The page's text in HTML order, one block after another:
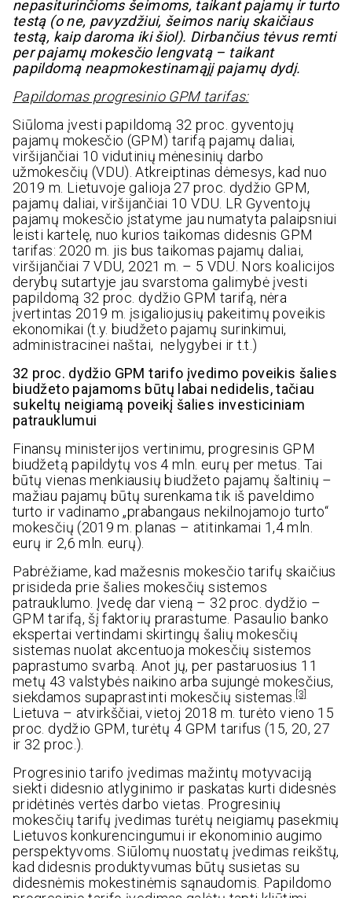
nepasiturinčioms šeimoms, taikant pajamų ir turto
testą (o ne, pavyzdžiui, šeimos narių skaičiaus
testą, kaip daroma iki šiol). Dirbančius tėvus remti
per pajamų mokesčio lengvatą – taikant
papildomą neapmokestinamąjį pajamų dydį.
Papildomas progresinio GPM tarifas:
Siūloma įvesti papildomą 32 proc. gyventojų
pajamų mokesčio (GPM) tarifą pajamų daliai,
viršijančiai 10 vidutinių mėnesinių darbo
užmokesčių (VDU). Atkreiptinas dėmesys, kad nuo
2019 m. Lietuvoje galioja 27 proc. dydžio GPM,
pajamų daliai, viršijančiai 10 VDU. LR Gyventojų
pajamų mokesčio įstatyme jau numatyta palaipsniui
leisti kartelę, nuo kurios taikomas didesnis GPM
tarifas: 2020 m. jis bus taikomas pajamų daliai,
viršijančiai 7 VDU, 2021 m. – 5 VDU. Nors koalicijos
derybų sutartyje jau svarstoma galimybė įvesti
papildomą 32 proc. dydžio GPM tarifą, nėra
įvertintas 2019 m. įsigaliojusių pakeitimų poveikis
ekonomikai (t.y. biudžeto pajamų surinkimui,
administracinei naštai, nelygybei ir t.t.)
32 proc. dydžio GPM tarifo įvedimo poveikis šalies
biudžeto pajamoms būtų labai nedidelis, tačiau
sukeltų neigiamą poveikį šalies investiciniam
patrauklumui
Finansų ministerijos vertinimu, progresinis GPM
biudžetą papildytų vos 4 mln. eurų per metus. Tai
būtų vienas menkiausių biudžeto pajamų šaltinių –
mažiau pajamų būtų surenkama tik iš paveldimo
turto ir vadinamo „prabangaus nekilnojamojo turto“
mokesčių (2019 m. planas – atitinkamai 1,4 mln.
eurų ir 2,6 mln. eurų).
Pabrėžiame, kad mažesnis mokesčio tarifų skaičius
prisideda prie šalies mokesčių sistemos
patrauklumo. Įvedę dar vieną – 32 proc. dydžio –
GPM tarifą, šį faktorių prarastume. Pasaulio banko
ekspertai vertindami skirtingų šalių mokesčių
sistemas nuolat akcentuoja mokesčių sistemos
paprastumo svarbą. Anot jų, per pastaruosius 11
metų 43 valstybės naikino arba sujungė mokesčius,
siekdamos supaprastinti mokesčių sistemas.[3]
Lietuva – atvirkščiai, vietoj 2018 m. turėto vieno 15
proc. dydžio GPM, turėtų 4 GPM tarifus (15, 20, 27
ir 32 proc.).
Progresinio tarifo įvedimas mažintų motyvaciją
siekti didesnio atlyginimo ir paskatas kurti didesnės
pridėtinės vertės darbo vietas. Progresinių
mokesčių tarifų įvedimas turėtų neigiamų pasekmių
Lietuvos konkurencingumui ir ekonominio augimo
perspektyvoms. Siūlomų nuostatų įvedimas reikštų,
kad didesnis produktyvumas būtų susietas su
didesnėmis mokestinėmis sąnaudomis. Papildomo